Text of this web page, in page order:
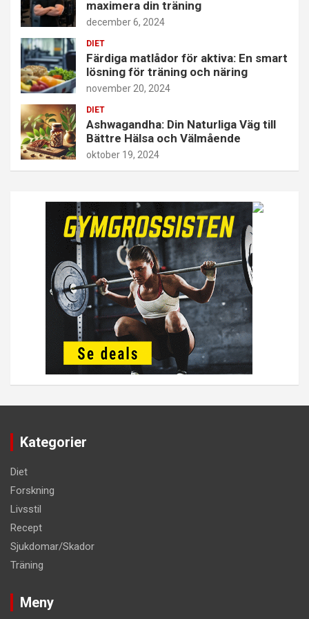
maximera din träning
december 6, 2024
DIET
Färdiga matlådor för aktiva: En smart
lösning för träning och näring
november 20, 2024
DIET
Ashwagandha: Din Naturliga Väg till
Bättre Hälsa och Välmående
oktober 19, 2024
Kategorier
Diet
Forskning
Livsstil
Recept
Sjukdomar/Skador
Träning
Meny